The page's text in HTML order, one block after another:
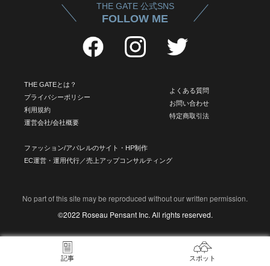
THE GATE 公式SNS
FOLLOW ME
THE GATEとは？
プライバシーポリシー
利用規約
運営会社/会社概要
よくある質問
お問い合わせ
特定商取引法
ファッション/アパレルのサイト・HP制作
EC運営・運用代行／売上アップコンサルティング
No part of this site may be reproduced without our written permission.
©2022 Roseau Pensant Inc. All rights reserved.
記事 スポット